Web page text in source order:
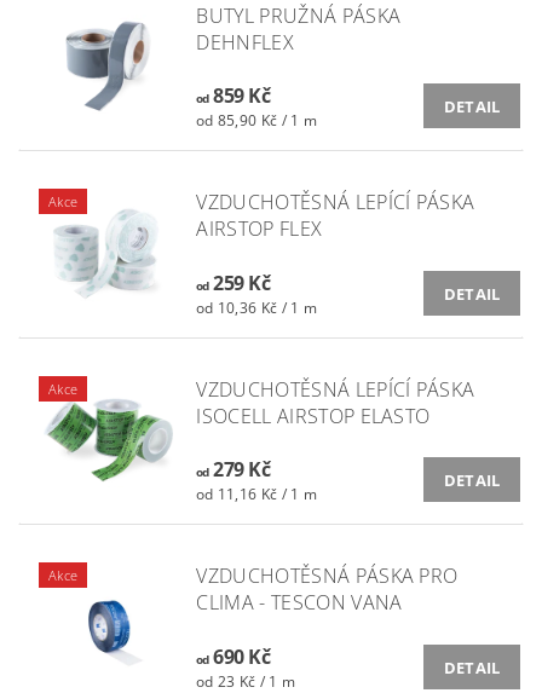
BUTYL PRUŽNÁ PÁSKA
DEHNFLEX
od859 Kč
od 85,90 Kč / 1 m
DETAIL
Akce
VZDUCHOTĚSNÁ LEPÍCÍ PÁSKA
AIRSTOP FLEX
od259 Kč
od 10,36 Kč / 1 m
DETAIL
Akce
VZDUCHOTĚSNÁ LEPÍCÍ PÁSKA
ISOCELL AIRSTOP ELASTO
od279 Kč
od 11,16 Kč / 1 m
DETAIL
Akce
VZDUCHOTĚSNÁ PÁSKA PRO
CLIMA - TESCON VANA
od690 Kč
od 23 Kč / 1 m
DETAIL